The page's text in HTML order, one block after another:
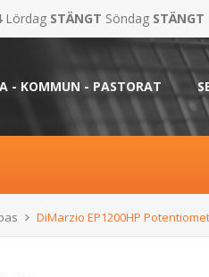
Lördag STÄNGT Söndag STÄNGT
- KOMMUN - PASTORAT
DiMarzio EP1200HP